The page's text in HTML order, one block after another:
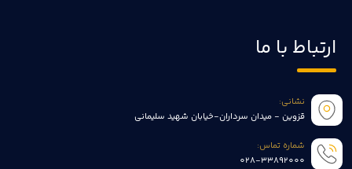
ارتباط با ما
نشانی:
قزوین - میدان سرداران-خیابان شهید سلیمانی
شماره تماس:
028-33892000